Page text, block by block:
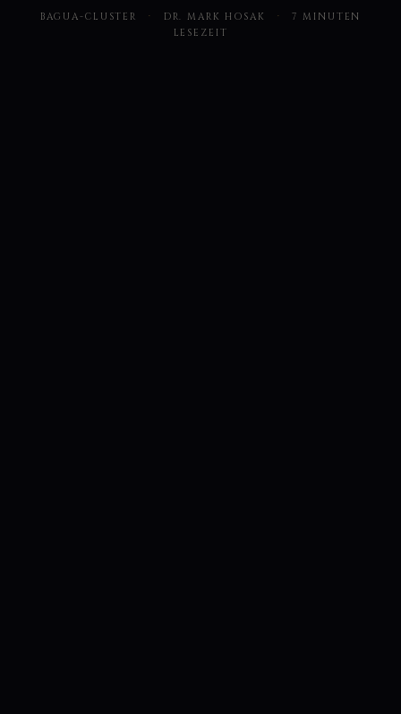
BAGUA-CLUSTER · DR. MARK HOSAK ·
7 MINUTEN
LESEZEIT